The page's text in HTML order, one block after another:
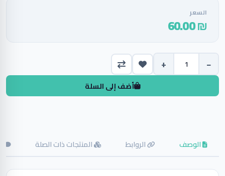
السعر
₪ 60.00
−
+
أضف إلى السلة
الوصف الروابط المنتجات ذات الصلة